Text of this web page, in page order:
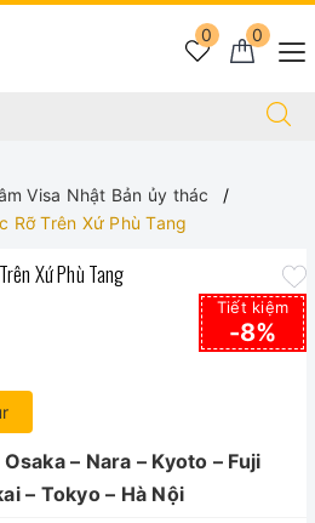
0
0
Visa Nhật Bản ủy thác
Rỡ Trên Xứ Phù Tang
Xứ Phù Tang
Tiết kiệm
-8%
Osaka – Nara – Kyoto – Fuji
– Tokyo – Hà Nội